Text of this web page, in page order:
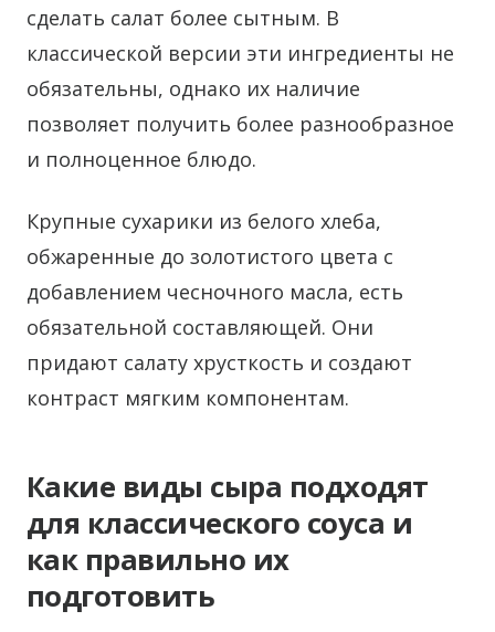
сделать салат более сытным. В
классической версии эти ингредиенты не
обязательны, однако их наличие
позволяет получить более разнообразное
и полноценное блюдо.
Крупные сухарики из белого хлеба,
обжаренные до золотистого цвета с
добавлением чесночного масла, есть
обязательной составляющей. Они
придают салату хрусткость и создают
контраст мягким компонентам.
Какие виды сыра подходят
для классического соуса и
как правильно их
подготовить